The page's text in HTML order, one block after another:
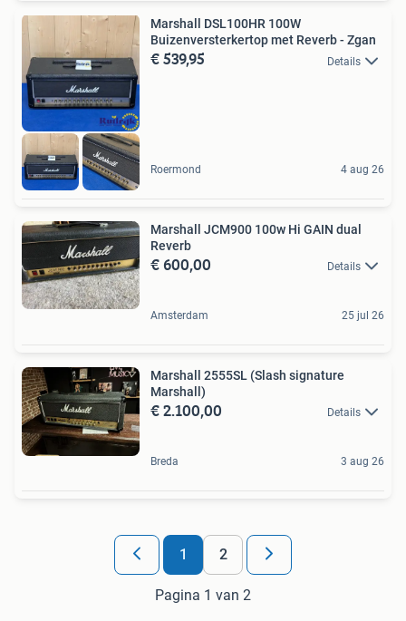
Marshall DSL100HR 100W
Buizenversterkertop met Reverb - Zgan
€ 539,95 Details
Roermond 4 aug 26
Marshall JCM900 100w Hi GAIN dual
Reverb
€ 600,00 Details
Amsterdam 25 jul 26
Marshall 2555SL (Slash signature
Marshall)
€ 2.100,00 Details
Breda 3 aug 26
1 2
Pagina 1 van 2